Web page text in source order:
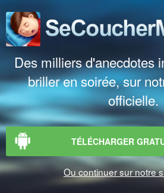
Des milliers d'anecdotes
briller en soirée, sur
officielle.
TÉLÉCHARGER
Ou continuer sur notre